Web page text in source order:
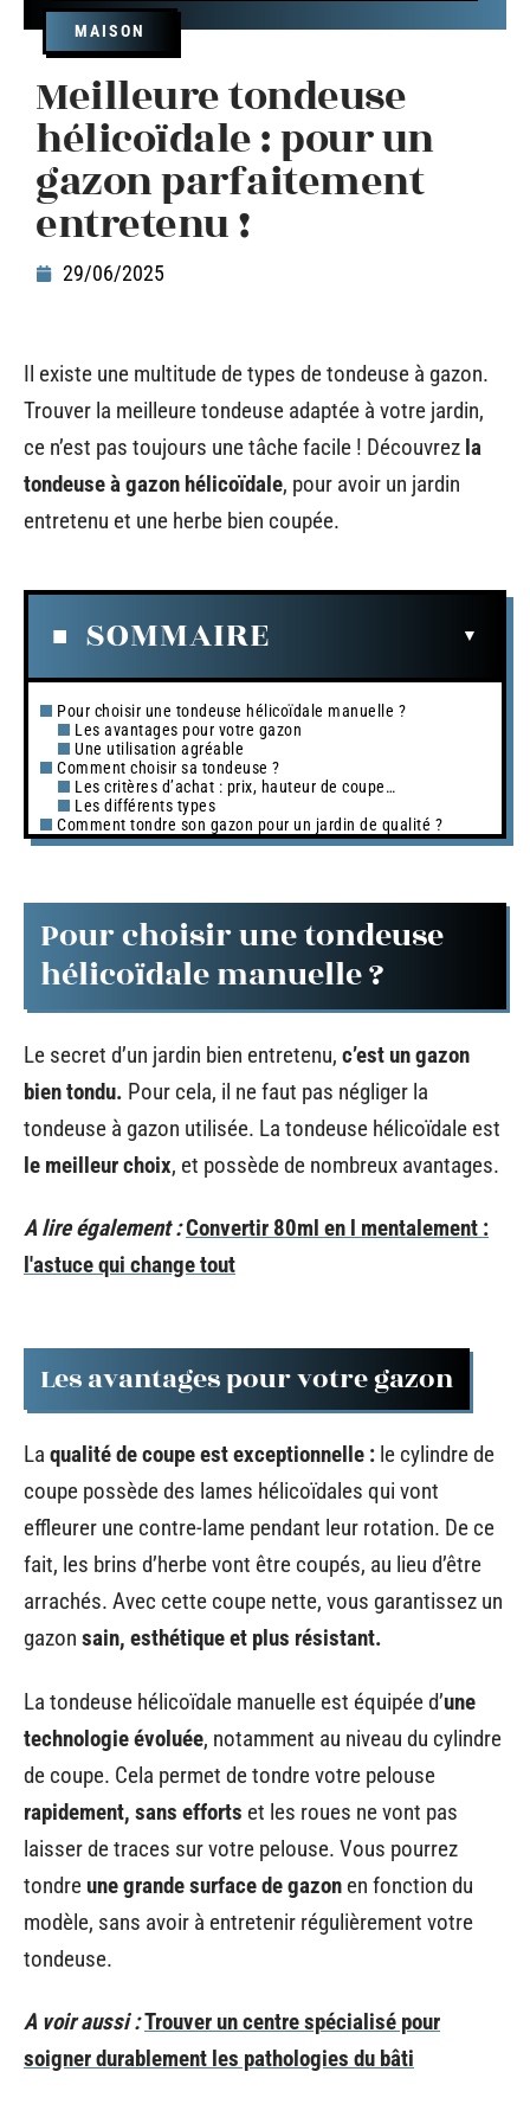
MAISON
Meilleure tondeuse
hélicoïdale : pour un
gazon parfaitement
entretenu !
29/06/2025
Il existe une multitude de types de tondeuse à gazon.
Trouver la meilleure tondeuse adaptée à votre jardin,
ce n’est pas toujours une tâche facile ! Découvrez la
tondeuse à gazon hélicoïdale, pour avoir un jardin
entretenu et une herbe bien coupée.
SOMMAIRE
Pour choisir une tondeuse hélicoïdale manuelle ?
Les avantages pour votre gazon
Une utilisation agréable
Comment choisir sa tondeuse ?
Les critères d’achat : prix, hauteur de coupe…
Les différents types
Comment tondre son gazon pour un jardin de qualité ?
Pour choisir une tondeuse
hélicoïdale manuelle ?
Le secret d’un jardin bien entretenu, c’est un gazon
bien tondu. Pour cela, il ne faut pas négliger la
tondeuse à gazon utilisée. La tondeuse hélicoïdale est
le meilleur choix, et possède de nombreux avantages.
A lire également :Convertir 80ml en l mentalement :
l'astuce qui change tout
Les avantages pour votre gazon
La qualité de coupe est exceptionnelle : le cylindre de
coupe possède des lames hélicoïdales qui vont
effleurer une contre-lame pendant leur rotation. De ce
fait, les brins d’herbe vont être coupés, au lieu d’être
arrachés. Avec cette coupe nette, vous garantissez un
gazon sain, esthétique et plus résistant.
La tondeuse hélicoïdale manuelle est équipée d’une
technologie évoluée, notamment au niveau du cylindre
de coupe. Cela permet de tondre votre pelouse
rapidement, sans efforts et les roues ne vont pas
laisser de traces sur votre pelouse. Vous pourrez
tondre une grande surface de gazon en fonction du
modèle, sans avoir à entretenir régulièrement votre
tondeuse.
A voir aussi :Trouver un centre spécialisé pour
soigner durablement les pathologies du bâti